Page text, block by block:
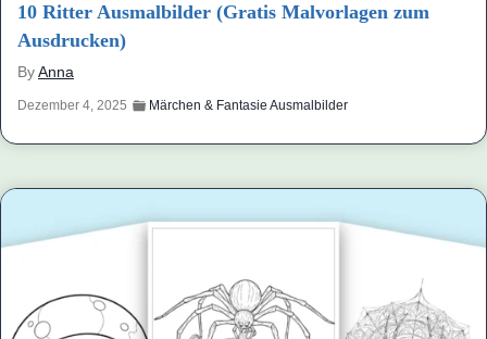
10 Ritter Ausmalbilder (Gratis Malvorlagen zum
Ausdrucken)
ByAnna
Dezember 4, 2025 Märchen & Fantasie Ausmalbilder